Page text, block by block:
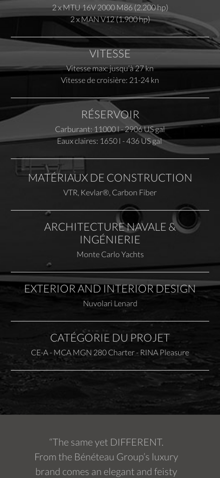
2 x MTU 16V 2000 M86 (2.200 hp)
2 x MAN V12 (1.900 hp)
VITESSE
Vitesse max: jusqu’à 27 kn
Vitesse de croisière: 21-24 kn
RÉSERVOIR
Carburant: 11000 l - 2906 US gal
Eaux claires: 1650 l - 436 US gal
MATÉRIAUX DE CONSTRUCTION
VTR, Kevlar®, Carbon Fiber
ARCHITECTURE NAVALE &
INGÉNIERIE
Monte Carlo Yachts
EXTERIOR AND INTERIOR DESIGN
Nuvolari Lenard
CATÉGORIE DU PROJET
CE-A - MCA MGN 280 Charter - RINA Pleasure
“The same yet DIFFERENT.
From the Bénéteau Group’s luxury
brand comes an elegant and feisty